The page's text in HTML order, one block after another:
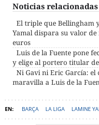
Noticias relacionadas
El triple que Bellingham
Yamal dispara su valor
euros
Luis de la Fuente pone
y elige al portero titular de
Ni Gavi ni Eric García: el
maravilla a Luis de la
BARÇA LA LIGA LAMINE